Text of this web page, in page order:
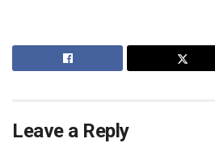
Leave a Reply